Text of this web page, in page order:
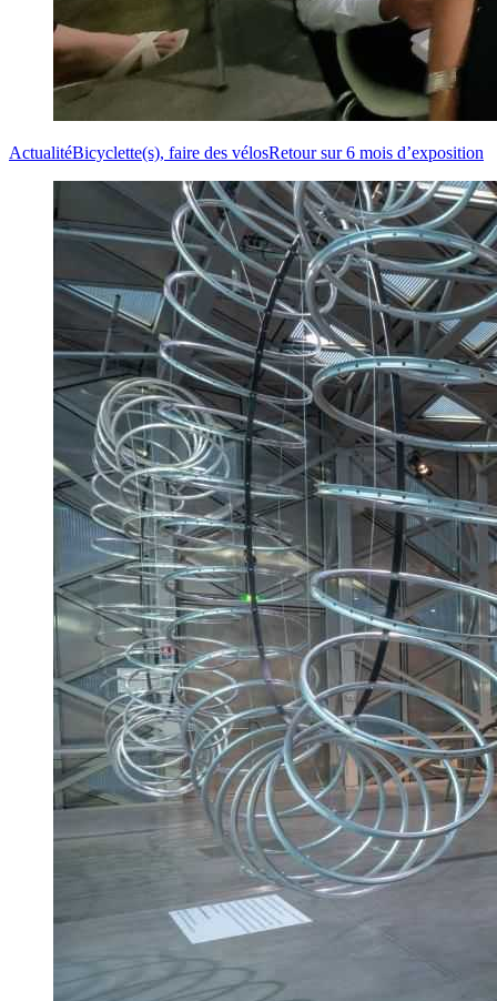
ActualitéBicyclette(s), faire des vélosRetour sur 6 mois d’exposition